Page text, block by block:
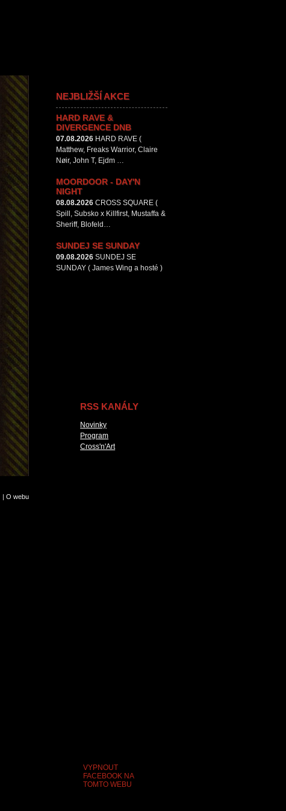
| O webu
NEJBLIŽŠÍ AKCE
HARD RAVE &
DIVERGENCE DNB
07.08.2026 HARD RAVE (
Matthew, Freaks Warrior, Claire
Nøir, John T, Ejdm …
MOORDOOR - DAY'N
NIGHT
08.08.2026 CROSS SQUARE (
Spill, Subsko x Killfirst, Mustaffa &
Sheriff, Blofeld…
SUNDEJ SE SUNDAY
09.08.2026 SUNDEJ SE
SUNDAY ( James Wing a hosté )
RSS KANÁLY
Novinky
Program
Cross'n'Art
VYPNOUT
FACEBOOK NA
TOMTO WEBU